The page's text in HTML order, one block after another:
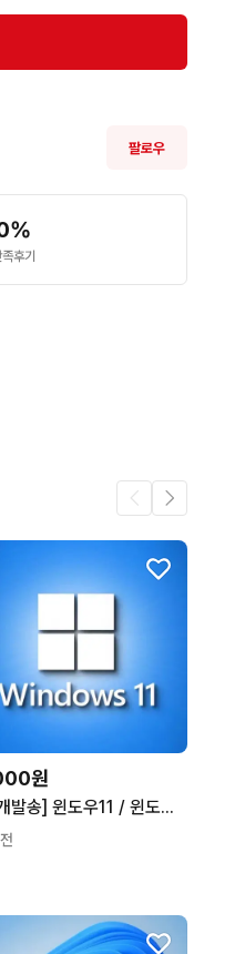
.
팔로우
%
족후기
원
[번개발송] 윈도우11 / 윈도우10 프로 홈 정품키 오피스2021